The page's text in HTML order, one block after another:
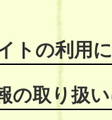
トの利用
の取り扱